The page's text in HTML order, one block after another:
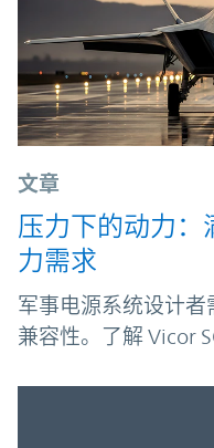
文章
压力下的动力：
力需求
军事电源系统设计者
兼容性。了解 Vicor